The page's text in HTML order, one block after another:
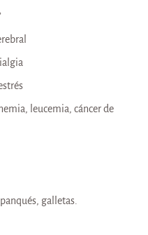
leucemia, cáncer de
galletas.